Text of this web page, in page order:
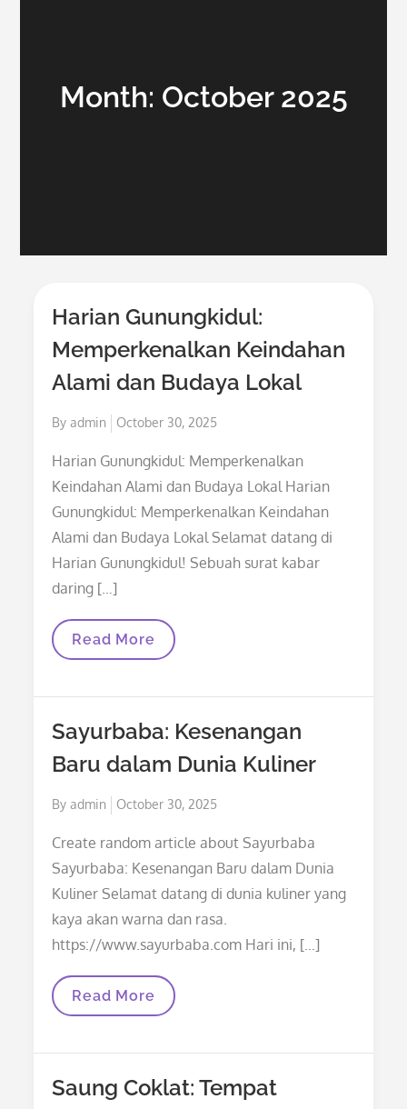
Month: October 2025
Harian Gunungkidul:
Memperkenalkan Keindahan
Alami dan Budaya Lokal
Byadmin
Posted
October 30, 2025
Harian Gunungkidul: Memperkenalkan
Keindahan Alami dan Budaya Lokal Harian
Gunungkidul: Memperkenalkan Keindahan
Alami dan Budaya Lokal Selamat datang di
Harian Gunungkidul! Sebuah surat kabar
daring […]
Harian
Gunungkidul:
Alami
Budaya
Lokal
Read More
Sayurbaba: Kesenangan
Baru dalam Dunia Kuliner
Byadmin
Posted
October 30, 2025
Create random article about Sayurbaba
Sayurbaba: Kesenangan Baru dalam Dunia
Kuliner Selamat datang di dunia kuliner yang
kaya akan warna dan rasa.
https://www.sayurbaba.com Hari ini, […]
Sayurbaba:
Kesenangan
Dunia
Read More
Saung Coklat: Tempat